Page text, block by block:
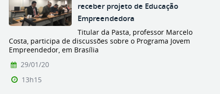
receber projeto de Educação
Empreendedora
Titular da Pasta, professor Marcelo
Costa, participa de discussões sobre o Programa Jovem
Empreendedor, em Brasília
29/01/20
13h15